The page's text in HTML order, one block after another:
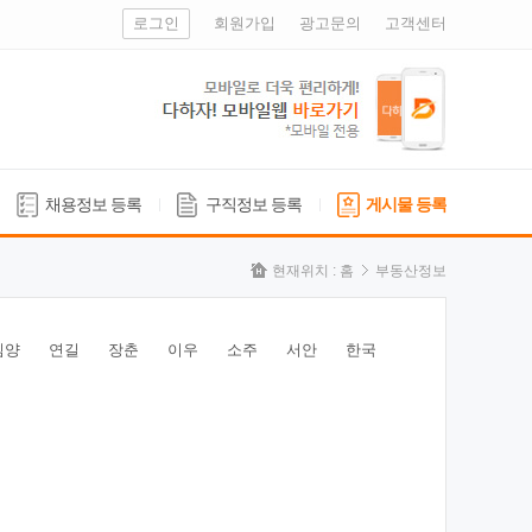
로그인 회원가입 광고문의 고객센터
채용정보 등록 구직정보 등록 게시물 등록
현재위치 : 홈 부동산정보
양 연길 장춘 이우 소주 서안 한국